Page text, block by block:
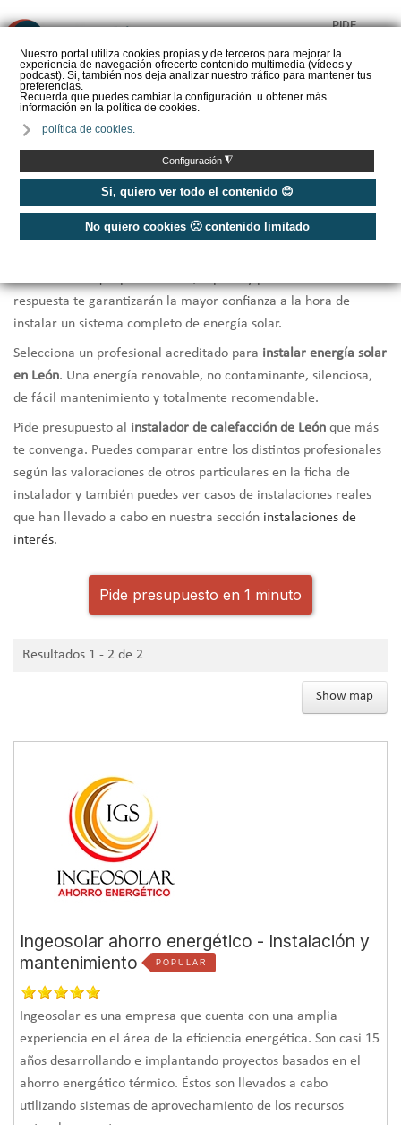
Nuestro portal utiliza cookies propias y de terceros para mejorar la
experiencia de navegación ofrecerte contenido multimedia (vídeos y
podcast). Si, también nos deja analizar nuestro tráfico para mantener tus
preferencias.
Recuerda que puedes cambiar la configuración u obtener más
información en la política de cookies.
política de cookies.
Configuración ◮
Si, quiero ver todo el contenido 😊
No quiero cookies 🙁 contenido limitado
PIDE
CALORYFRIO
Inicio
Instaladores Energía Solar León
¿Necesitas una instalación de Energía solar en León?
respuesta te garantizarán la mayor confianza a la hora de
instalar un sistema completo de energía solar.
Selecciona un profesional acreditado para instalar energía solar
en León. Una energía renovable, no contaminante, silenciosa,
de fácil mantenimiento y totalmente recomendable.
Pide presupuesto al instalador de calefacción de León que más
te convenga. Puedes comparar entre los distintos profesionales
según las valoraciones de otros particulares en la ficha de
instalador y también puedes ver casos de instalaciones reales
que han llevado a cabo en nuestra sección instalaciones de
interés.
Pide presupuesto en 1 minuto
Resultados 1 - 2 de 2
Show map
Ingeosolar ahorro energético - Instalación y
mantenimiento
POPULAR
Ingeosolar es una empresa que cuenta con una amplia
experiencia en el área de la eficiencia energética. Son casi 15
años desarrollando e implantando proyectos basados en el
ahorro energético térmico. Éstos son llevados a cabo
utilizando sistemas de aprovechamiento de los recursos